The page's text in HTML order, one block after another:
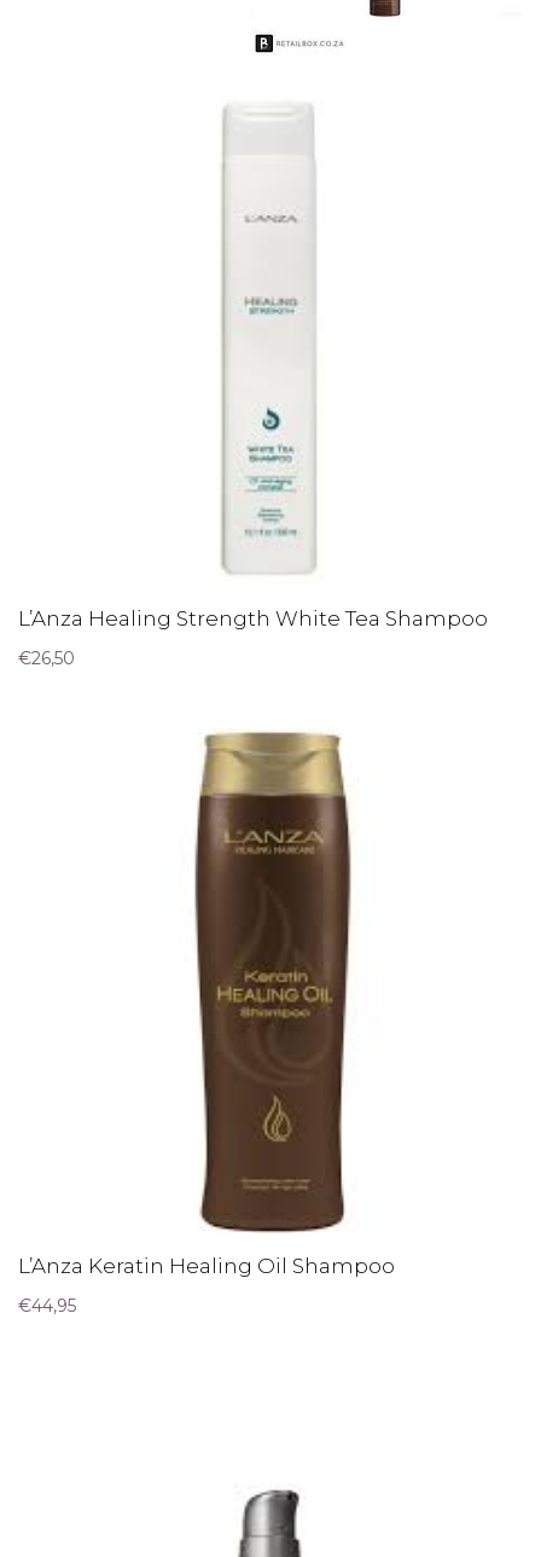
L’Anza Healing Strength White Tea Shampoo
€26,50
L’Anza Keratin Healing Oil Shampoo
€44,95